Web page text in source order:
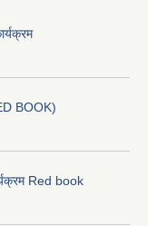
BOOK)
Red book